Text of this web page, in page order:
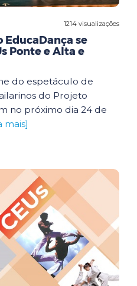
1214 visualizações
se
Ponte e Alta e
do espetáculo de
do Projeto
no próximo dia 24 de
mais]